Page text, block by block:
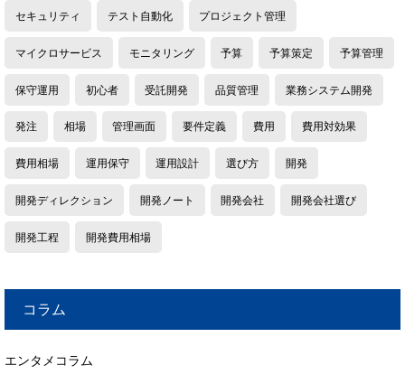
セキュリティ テスト自動化 プロジェクト管理
マイクロサービス モニタリング 予算 予算策定 予算管理
保守運用 初心者 受託開発 品質管理 業務システム開発
発注 相場 管理画面 要件定義 費用 費用対効果
費用相場 運用保守 運用設計 選び方 開発
開発ディレクション 開発ノート 開発会社 開発会社選び
開発工程 開発費用相場
コラム
エンタメコラム